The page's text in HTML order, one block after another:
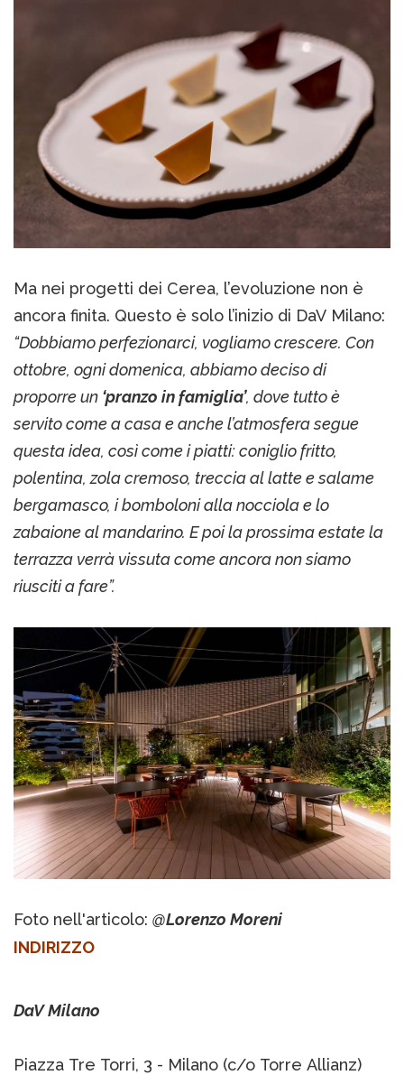
Ma nei progetti dei Cerea, l’evoluzione non è
ancora finita. Questo è solo l’inizio di DaV Milano:
“Dobbiamo perfezionarci, vogliamo crescere. Con
ottobre, ogni domenica, abbiamo deciso di
proporre un ‘pranzo in famiglia’, dove tutto è
servito come a casa e anche l’atmosfera segue
questa idea, così come i piatti: coniglio fritto,
polentina, zola cremoso, treccia al latte e salame
bergamasco, i bomboloni alla nocciola e lo
zabaione al mandarino. E poi la prossima estate la
terrazza verrà vissuta come ancora non siamo
riusciti a fare”.
Foto nell'articolo: @Lorenzo Moreni
INDIRIZZO
DaV Milano
Piazza Tre Torri, 3 - Milano (c/o Torre Allianz)